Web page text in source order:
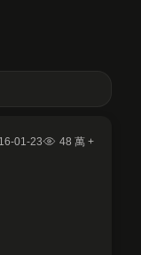
01-23 48 萬 +